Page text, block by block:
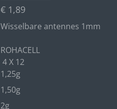
€ 1,89
Wisselbare antennes 1mm
ROHACELL
4 X 12
1,25g
1,50g
2g